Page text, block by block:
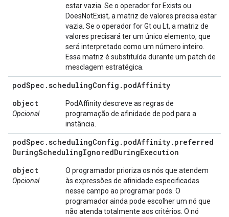
estar vazia. Se o operador for Exists ou
DoesNotExist, a matriz de valores precisa estar
vazia. Se o operador for Gt ou Lt, a matriz de
valores precisará ter um único elemento, que
será interpretado como um número inteiro.
Essa matriz é substituída durante um patch de
mesclagem estratégica.
podSpec .schedulingConfig . podAffinity
object
Opcional
PodAffinity descreve as regras de
programação de afinidade de pod para a
instância.
podSpec .schedulingConfig . podAffinity. preferred
DuringSchedulingIgnoredDuringExecution
object
Opcional
O programador prioriza os nós que atendem
às expressões de afinidade especificadas
nesse campo ao programar pods. O
programador ainda pode escolher um nó que
não atenda totalmente aos critérios. O nó